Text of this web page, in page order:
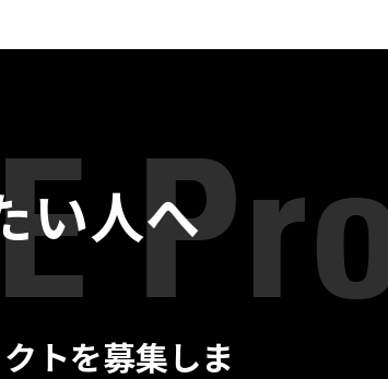
い人へ
トを募集しま